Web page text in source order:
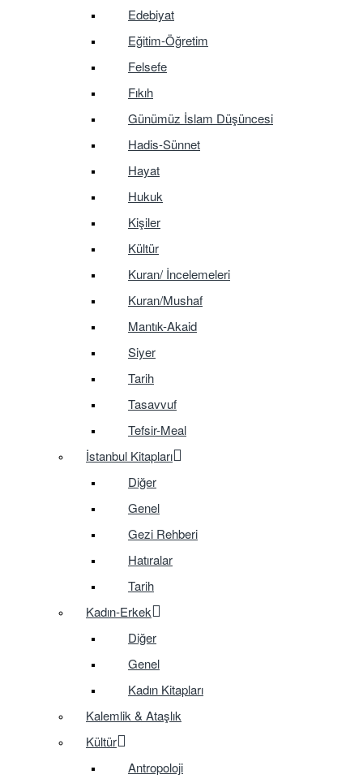
Edebiyat
Eğitim-Öğretim
Felsefe
Fıkıh
Günümüz İslam Düşüncesi
Hadis-Sünnet
Hayat
Hukuk
Kişiler
Kültür
Kuran/ İncelemeleri
Kuran/Mushaf
Mantık-Akaid
Siyer
Tarih
Tasavvuf
Tefsir-Meal
İstanbul Kitapları
Diğer
Genel
Gezi Rehberi
Hatıralar
Tarih
Kadın-Erkek
Diğer
Genel
Kadın Kitapları
Kalemlik & Ataşlık
Kültür
Antropoloji